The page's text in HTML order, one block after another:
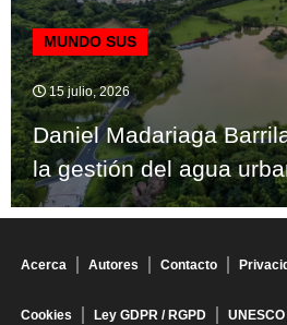
MUNDO SUS
15 julio, 2026
Daniel Madariaga
la gestión del agua
Acerca Autores Contacto
Cookies Ley GDPR / RGPD UNESCO